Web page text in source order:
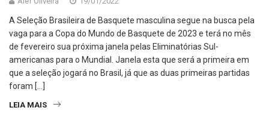
Alef Oliveira 19/01/2022
A Seleção Brasileira de Basquete masculina segue na busca pela
vaga para a Copa do Mundo de Basquete de 2023 e terá no mês
de fevereiro sua próxima janela pelas Eliminatórias Sul-
americanas para o Mundial. Janela esta que será a primeira em
que a seleção jogará no Brasil, já que as duas primeiras partidas
foram […]
LEIA MAIS